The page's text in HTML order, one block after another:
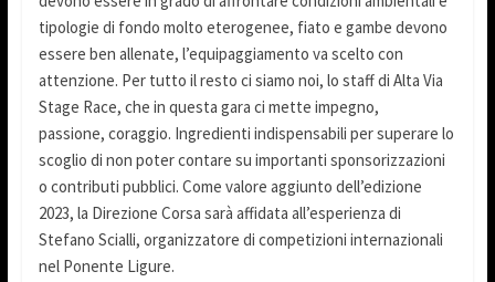
tipologie di fondo molto eterogenee, fiato e gambe devono
essere ben allenate, l’equipaggiamento va scelto con
attenzione. Per tutto il resto ci siamo noi, lo staff di Alta Via
Stage Race, che in questa gara ci mette impegno,
passione, coraggio. Ingredienti indispensabili per superare lo
scoglio di non poter contare su importanti sponsorizzazioni
o contributi pubblici. Come valore aggiunto dell’edizione
2023, la Direzione Corsa sarà affidata all’esperienza di
Stefano Scialli, organizzatore di competizioni internazionali
nel Ponente Ligure.